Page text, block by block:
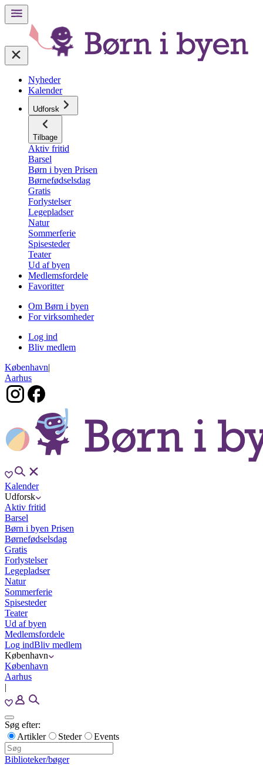
Nyheder
Kalender
Udforsk
Tilbage
Aktiv fritid
Barsel
Børn i byen Prisen
Børnefødselsdag
Gratis
Forlystelser
Legepladser
Natur
Sommerferie
Spisesteder
Teater
Ud af byen
Medlemsfordele
Favoritter
Om Børn i byen
For virksomheder
Log ind
Bliv medlem
København|
Aarhus
Kalender
Udforsk
Aktiv fritid
Barsel
Børn i byen Prisen
Børnefødselsdag
Gratis
Forlystelser
Legepladser
Natur
Sommerferie
Spisesteder
Teater
Ud af byen
Medlemsfordele
Log indBliv medlem
København
København
Aarhus
|
Søg efter:
Artikler
Steder Events
Biblioteker/bøger